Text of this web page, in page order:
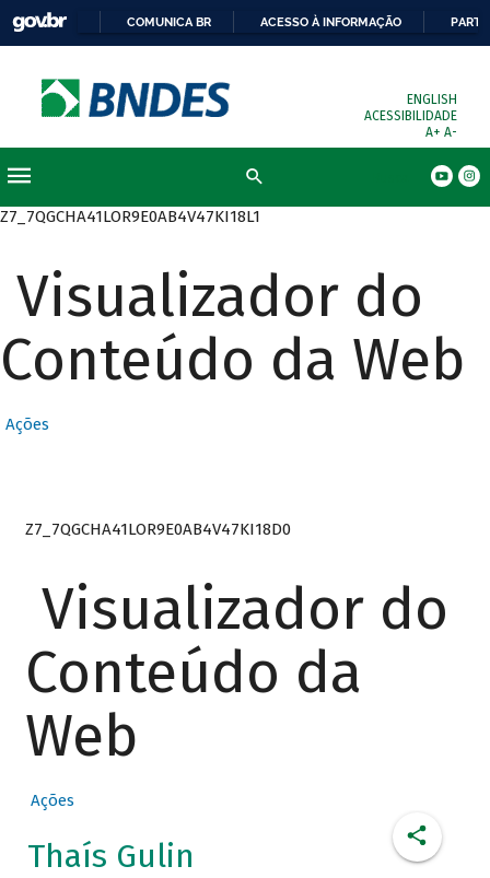
COMUNICA BR ACESSO À INFORMAÇÃO
ENGLISH
ACESSIBILIDADE
A+ A-
Z7_7QGCHA41LOR9E0AB4V47KI18L1
Visualizador do
Conteúdo da Web
Ações
Z7_7QGCHA41LOR9E0AB4V47KI18D0
Visualizador do
Conteúdo da
Web
Ações
Thaís Gulin